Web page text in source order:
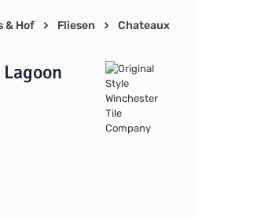
& Hof Fliesen Chateaux